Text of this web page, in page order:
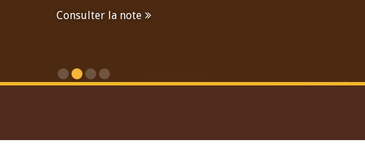
Consulter la note